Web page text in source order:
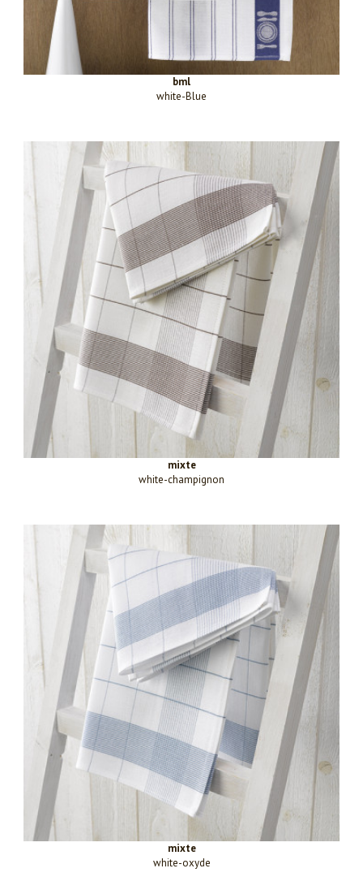
bml
white-Blue
mixte
white-champignon
mixte
white-oxyde